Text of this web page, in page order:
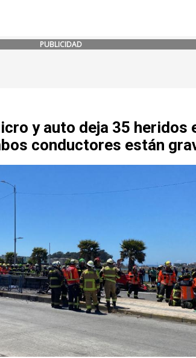
PUBLICIDAD
y auto deja 35 heridos
conductores están